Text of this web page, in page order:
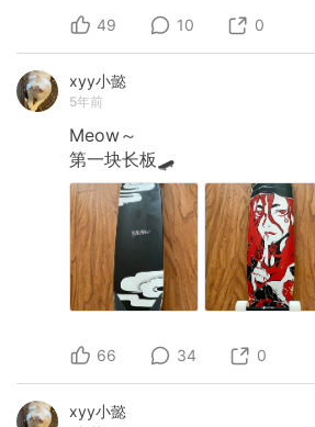
49 10 0
xyy小懿
5年前
Meow～
第一块长板🛹
66 34 0
xyy小懿